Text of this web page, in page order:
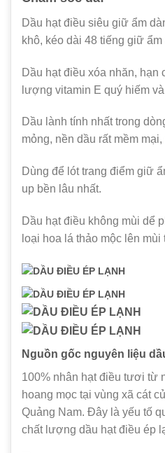
Dầu hạt điều siêu giữ ẩm
khô, kéo dài 48 tiếng giữ
Dầu hạt điều xóa nhăn, hạn
lượng vitamin E quý hiếm
Dầu lành tính nhất trong
mỏng, nền dầu rất mềm
Dùng để lót trang điểm giữ
up bền lâu nhất.
Dầu hạt điều không mùi dể
loại hoa lá thảo mộc lên mùi
Nguồn gốc nguyên liệu
100% nhân hạt điều tươi từ
hoang mọc tại vùng xã cát
Quảng Nam. Đây là yếu tố
chất lượng dầu hạt điều ép